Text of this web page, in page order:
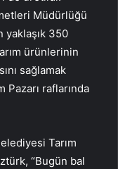
Müdürlüğü
yaklaşık 350
ürünlerinin
sağlamak
Pazarı raflarında
Tarım
“Bugün bal